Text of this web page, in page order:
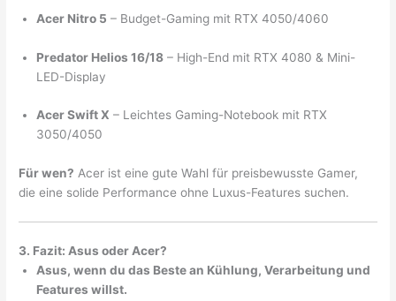
Acer Nitro 5 – Budget-Gaming mit RTX 4050/4060
Predator Helios 16/18 – High-End mit RTX 4080 & Mini-
LED-Display
Acer Swift X – Leichtes Gaming-Notebook mit RTX
3050/4050
Für wen? Acer ist eine gute Wahl für preisbewusste Gamer,
die eine solide Performance ohne Luxus-Features suchen.
3. Fazit: Asus oder Acer?
Asus, wenn du das Beste an Kühlung, Verarbeitung und
Features willst.